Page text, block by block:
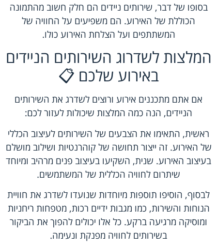
בסופו של דבר, שירותים ניידים הם חלק חשוב מהתמונה
הכוללת של האירוע. הם משפיעים על החוויה של
המשתתפים ועל הצלחת האירוע כולו.
המלצות לשדרוג השירותים הניידים
באירוע שלכם 📋
אם אתם מתכננים אירוע ורוצים לשדרג את השירותים
הניידים, הנה כמה המלצות שיכולות לעזור לכם:
ראשית, התאימו את הצבעים של השירותים לעיצוב הכללי
של האירוע. זה ייצור תחושה של קוהרנטיות ושילוב מושלם
בעיצוב האירוע. שנית, השקיעו בעיצוב פנים מרהיב ומיוחד
שיתרום לחוויה הכללית של המשתמשים.
לבסוף, הוסיפו תוספות מיוחדות שנועדו לשדרג את חוויית
הנוחות והשירות, כמו מגבות ידיים רכות, מטפחות ריחניות
ומוסיקה מרגיעה ברקע. כל אלו יכולים להפוך את הביקור
בשירותים לחוויה מפנקת ונעימה.